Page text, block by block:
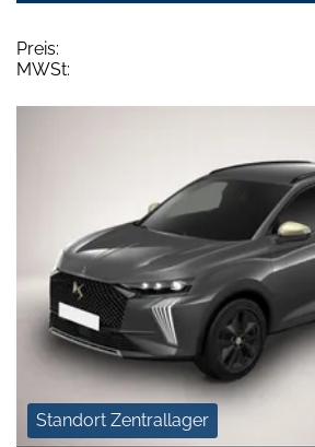
Preis:
MWSt:
Standort Zentrallager